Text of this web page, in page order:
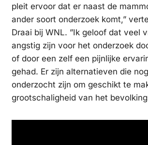
pleit ervoor dat er naast de
ander soort onderzoek komt,”
Draai bij WNL. ”Ik geloof dat veel
angstig zijn voor het onderzoek
of door een zelf een pijnlijke
gehad. Er zijn alternatieven die
onderzocht zijn om geschikt te
grootschaligheid van het